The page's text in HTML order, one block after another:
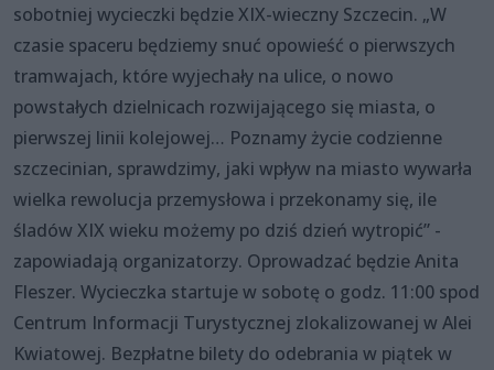
sobotniej wycieczki będzie XIX-wieczny Szczecin. „W
czasie spaceru będziemy snuć opowieść o pierwszych
tramwajach, które wyjechały na ulice, o nowo
powstałych dzielnicach rozwijającego się miasta, o
pierwszej linii kolejowej… Poznamy życie codzienne
szczecinian, sprawdzimy, jaki wpływ na miasto wywarła
wielka rewolucja przemysłowa i przekonamy się, ile
śladów XIX wieku możemy po dziś dzień wytropić” -
zapowiadają organizatorzy. Oprowadzać będzie Anita
Fleszer. Wycieczka startuje w sobotę o godz. 11:00 spod
Centrum Informacji Turystycznej zlokalizowanej w Alei
Kwiatowej. Bezpłatne bilety do odebrania w piątek w